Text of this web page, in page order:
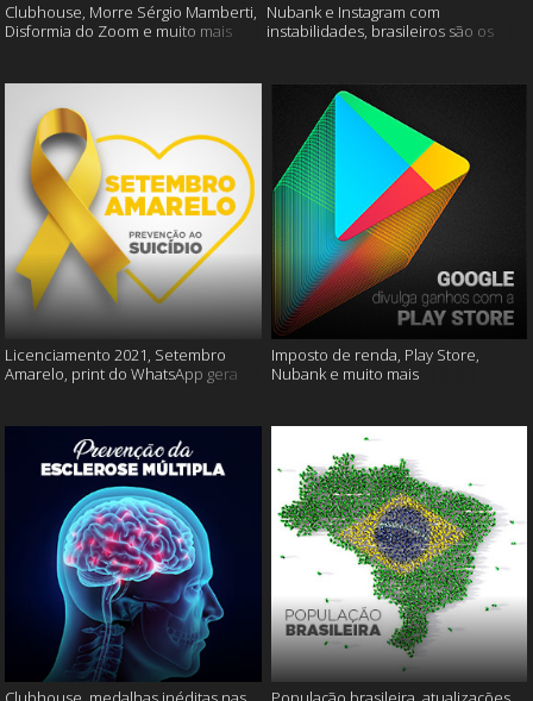
Clubhouse, Morre Sérgio Mamberti,
Disformia do Zoom e muito mais
Nubank e Instagram com
instabilidades, brasileiros são os
Licenciamento 2021, Setembro
Amarelo, print do WhatsApp gera
Imposto de renda, Play Store,
Nubank e muito mais